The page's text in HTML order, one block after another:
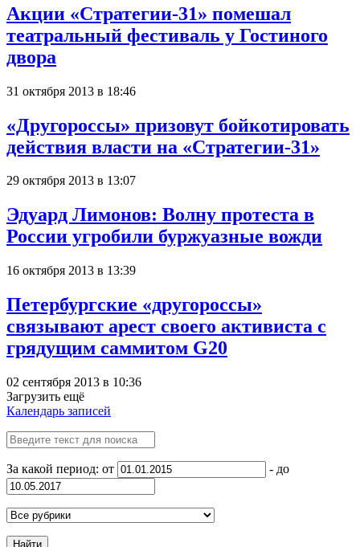
Акции «Стратегии-31» помешал
театральный фестиваль у Гостиного
двора
31 октября 2013 в 18:46
«Другороссы» призовут бойкотировать
действия власти на «Стратегии-31»
29 октября 2013 в 13:07
Эдуард Лимонов: Волну протеста в
России угробили буржуазные вожди
16 октября 2013 в 13:39
Петербургские «другороссы»
связывают арест своего активиста с
грядущим саммитом G20
02 сентября 2013 в 10:36
Загрузить ещё
Календарь записей
За какой период: от - до
Найти